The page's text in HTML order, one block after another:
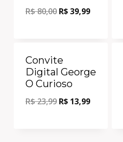
R$80,00 R$39,99
Convite
Digital George
O Curioso
R$23,99 R$ 13,99